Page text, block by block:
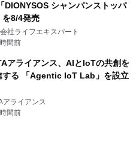
DIONYSOS シャンパンストッパ
を8/4発売
社ライフエキスパート
間前
アライアンス、AIとIoTの共創を
する 「Agentic IoT Lab」を設立
アライアンス
間前